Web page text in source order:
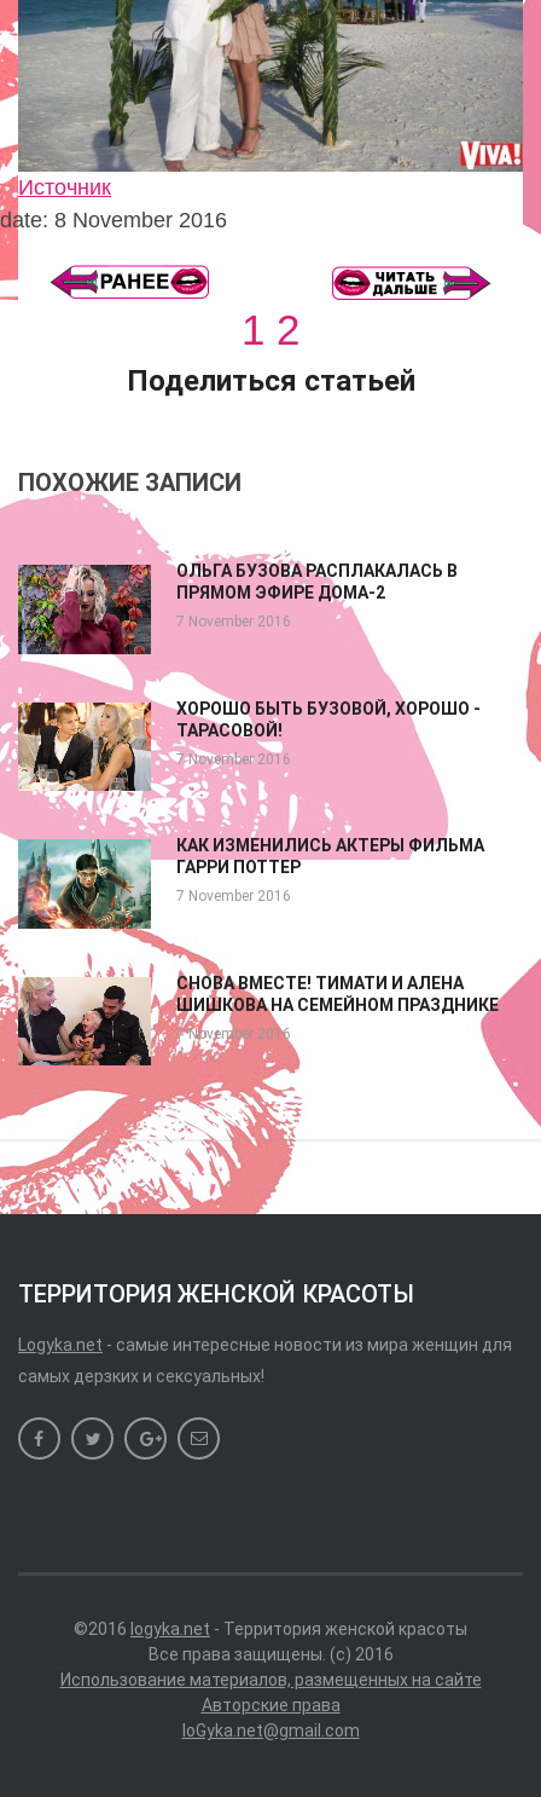
Источник
date: 8 November 2016
1 2
Поделиться статьей
ПОХОЖИЕ ЗАПИСИ
ОЛЬГА БУЗОВА РАСПЛАКАЛАСЬ В
ПРЯМОМ ЭФИРЕ ДОМА-2
7 November 2016
ХОРОШО БЫТЬ БУЗОВОЙ, ХОРОШО -
ТАРАСОВОЙ!
7 November 2016
КАК ИЗМЕНИЛИСЬ АКТЕРЫ ФИЛЬМА
ГАРРИ ПОТТЕР
7 November 2016
СНОВА ВМЕСТЕ! ТИМАТИ И АЛЕНА
ШИШКОВА НА СЕМЕЙНОМ ПРАЗДНИКЕ
7 November 2016
ТЕРРИТОРИЯ ЖЕНСКОЙ КРАСОТЫ
Logyka.net - самые интересные новости из мира женщин для
самых дерзких и сексуальных!
©2016 logyka.net - Территория женской красоты
Все права защищены. (c) 2016
Использование материалов, размещенных на сайте
Авторские права
loGyka.net@gmail.com